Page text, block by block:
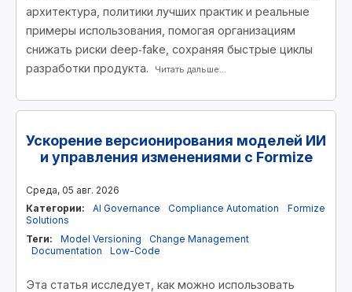
архитектура, политики лучших практик и реальные
примеры использования, помогая организациям
снижать риски deep‑fake, сохраняя быстрые циклы
разработки продукта.
Читать дальше...
Ускорение версионирования моделей ИИ
и управления изменениями с Formize
Среда, 05 авг. 2026
Категории:
AI Governance Compliance Automation
Formize
Solutions
Теги:
Model Versioning
Change Management
Documentation
Low-Code
Эта статья исследует, как можно использовать